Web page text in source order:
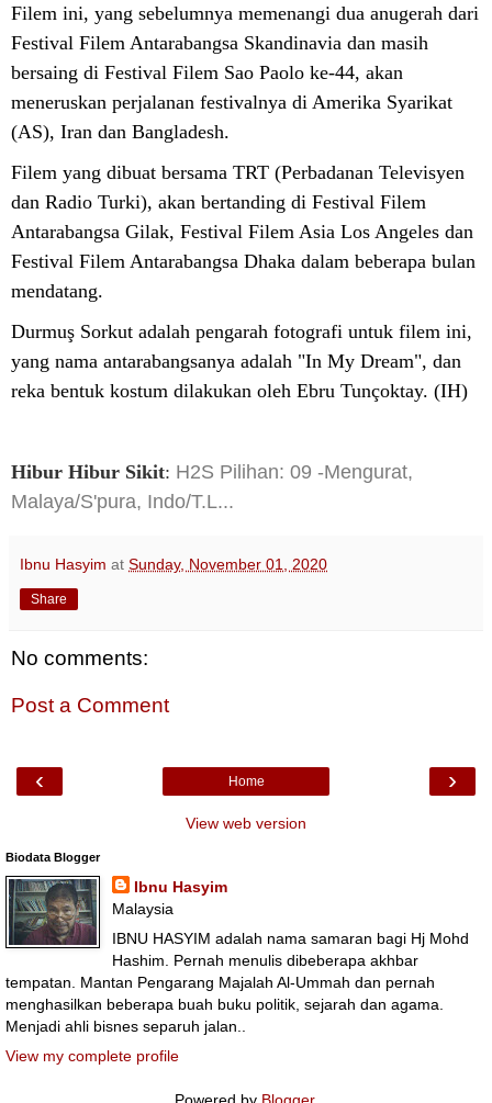
Filem ini, yang sebelumnya memenangi dua anugerah dari
Festival Filem Antarabangsa Skandinavia dan masih
bersaing di Festival Filem Sao Paolo ke-44, akan
meneruskan perjalanan festivalnya di Amerika Syarikat
(AS), Iran dan Bangladesh.
Filem yang dibuat bersama TRT (Perbadanan Televisyen
dan Radio Turki), akan bertanding di Festival Filem
Antarabangsa Gilak, Festival Filem Asia Los Angeles dan
Festival Filem Antarabangsa Dhaka dalam beberapa bulan
mendatang.
Durmuş Sorkut adalah pengarah fotografi untuk filem ini,
yang nama antarabangsanya adalah "In My Dream", dan
reka bentuk kostum dilakukan oleh Ebru Tunçoktay. (IH)
Hibur Hibur Sikit: H2S Pilihan: 09 -Mengurat,
Malaya/S'pura, Indo/T.L...
Ibnu Hasyim at Sunday, November 01, 2020
Share
No comments:
Post a Comment
‹ ›
Home
View web version
Biodata Blogger
Ibnu Hasyim
Malaysia
IBNU HASYIM adalah nama samaran bagi Hj Mohd
Hashim. Pernah menulis dibeberapa akhbar
tempatan. Mantan Pengarang Majalah Al-Ummah dan pernah
menghasilkan beberapa buah buku politik, sejarah dan agama.
Menjadi ahli bisnes separuh jalan..
View my complete profile